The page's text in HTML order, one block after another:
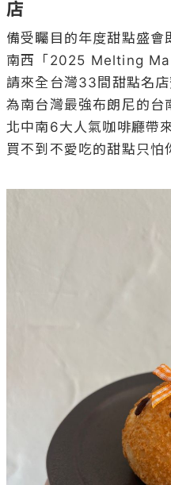
店
備受矚目的年度甜點盛會
南西「2025 Melting
請來全台灣33間甜點名
為南台灣最強布朗尼的台
北中南6大人氣咖啡廳帶
買不到不愛吃的甜點只怕